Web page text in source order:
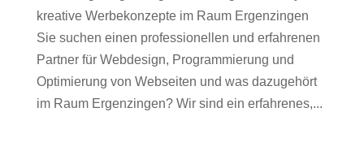
kreative Werbekonzepte im Raum Ergenzingen
Sie suchen einen professionellen und erfahrenen
Partner für Webdesign, Programmierung und
Optimierung von Webseiten und was dazugehört
im Raum Ergenzingen? Wir sind ein erfahrenes,...